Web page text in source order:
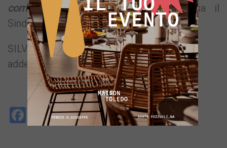
comitato di controllo analogo”– chiosa il
Sindaco.
SILVIO DI FALCO
addetto stampa
Facebook
Messenger
WhatsApp
Telegram
X Email
Copy
Link